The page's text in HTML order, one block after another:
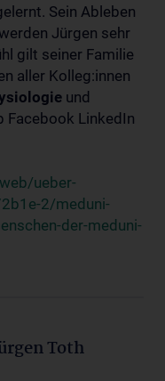
Sein Ableben
Jürgen sehr
gilt seiner Familie
aller Kolleg:innen
und
Facebook LinkedIn
ueber-
2/meduni-
der-meduni-
Toth